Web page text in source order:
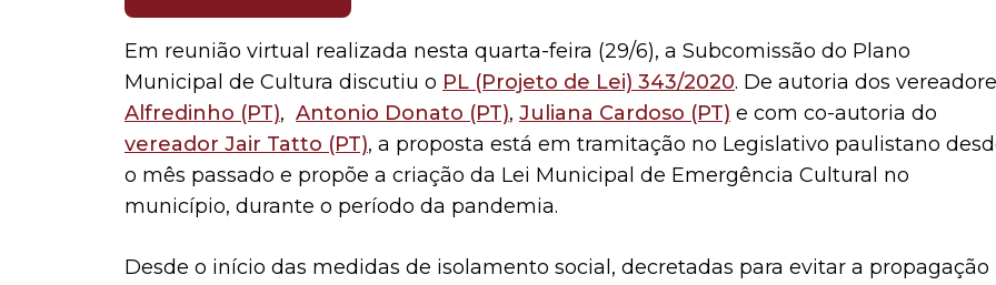
Em reunião virtual realizada nesta quarta-feira (29/6), a Subcomissão do Plano
Municipal de Cultura discutiu o PL (Projeto de Lei) 343/2020. De autoria dos
Alfredinho (PT), Antonio Donato (PT), Juliana Cardoso (PT) e com co-autoria do
vereador Jair Tatto (PT), a proposta está em tramitação no Legislativo paulistano
o mês passado e propõe a criação da Lei Municipal de Emergência Cultural no
município, durante o período da pandemia.
Desde o início das medidas de isolamento social, decretadas para evitar a propagação